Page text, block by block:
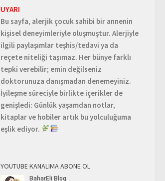
UYARI
Bu sayfa, alerjik çocuk sahibi bir annenin
kişisel deneyimleriyle oluşmuştur. Alerjiyle
ilgili paylaşımlar teşhis/tedavi ya da
reçete niteliği taşımaz. Her bünye farklı
tepki verebilir; emin değilseniz
doktorunuza danışmadan denemeyiniz.
İyileşme süreciyle birlikte içerikler de
genişledi: Günlük yaşamdan notlar,
kitaplar ve hobiler artık bu yolculuğuma
eşlik ediyor.
YOUTUBE KANALIMA ABONE OL